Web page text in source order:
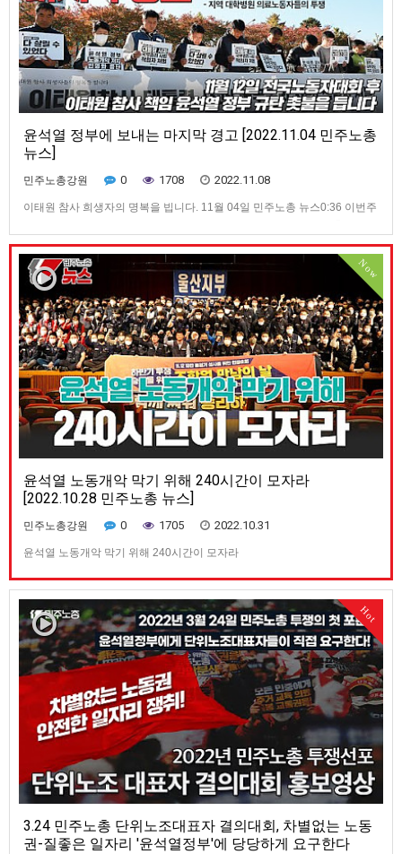
윤석열 정부에 보내는 마지막 경고 [2022.11.04 민주노총
뉴스]
민주노총강원 0 1708 2022.11.08
이태원 참사 희생자의 명복을 빕니다. 11월 04일 민주노총 뉴스0:36 이번주
은? 3:52 11.12 전국노동자대회 일주일 앞으로... 민주노총의 요구는? 7:00
10만 총궐기 성사를 위한 240시간 집중행동 8:38 공공부문 노동자들의 투
쟁 10:39 지역 대학병원의 무능…
Now
윤석열 노동개악 막기 위해 240시간이 모자라
[2022.10.28 민주노총 뉴스]
민주노총강원 0 1705 2022.10.31
윤석열 노동개악 막기 위해 240시간이 모자라
Hot
3.24 민주노총 단위노조대표자 결의대회, 차별없는 노동
권-질좋은 일자리 '윤석열정부'에 당당하게 요구한다